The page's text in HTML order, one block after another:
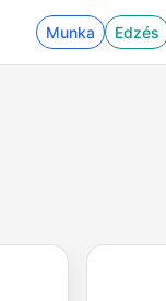
Munka Edzés